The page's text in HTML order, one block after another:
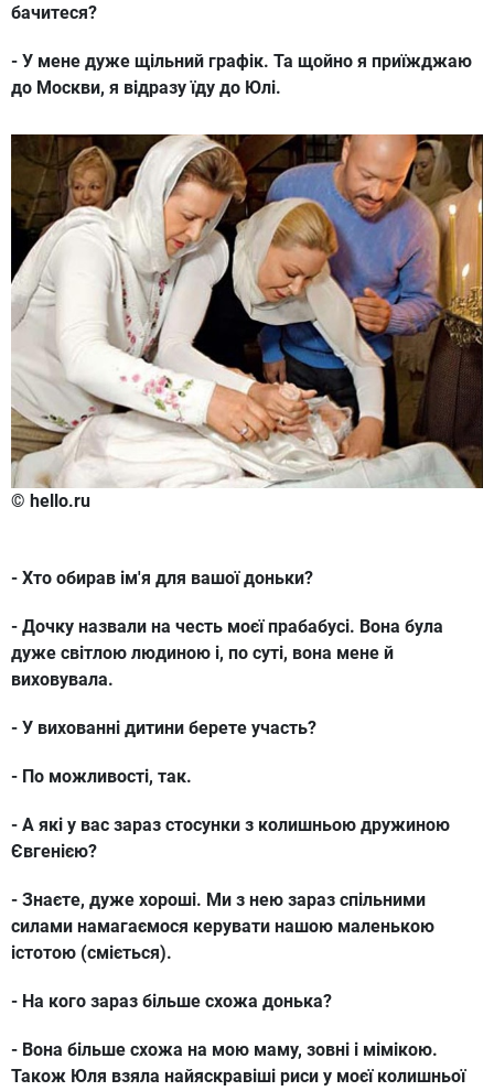
бачитеся?
- У мене дуже щільний графік. Та щойно я приїжджаю
до Москви, я відразу їду до Юлі.
© hello.ru
- Хто обирав ім'я для вашої доньки?
- Дочку назвали на честь моєї прабабусі. Вона була
дуже світлою людиною і, по суті, вона мене й
виховувала.
- У вихованні дитини берете участь?
- По можливості, так.
- А які у вас зараз стосунки з колишньою дружиною
Євгенією?
- Знаєте, дуже хороші. Ми з нею зараз спільними
силами намагаємося керувати нашою маленькою
істотою (сміється).
- На кого зараз більше схожа донька?
- Вона більше схожа на мою маму, зовні і мімікою.
Також Юля взяла найяскравіші риси у моєї колишньої